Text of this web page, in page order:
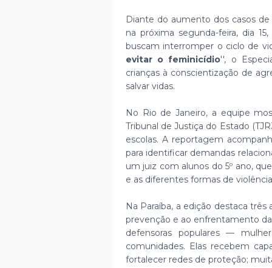
Diante do aumento dos casos
na próxima segunda-feira, dia
buscam interromper o ciclo de
evitar o feminicídio'', o
crianças à conscientização de
salvar vidas.
No Rio de Janeiro, a equipe
Tribunal de Justiça do Estado
escolas. A reportagem
para identificar demandas
um juiz com alunos do 5º ano,
e as diferentes formas de
Na Paraíba, a edição destaca
prevenção e ao enfrentamento
defensoras populares —
comunidades. Elas recebem
fortalecer redes de proteção;